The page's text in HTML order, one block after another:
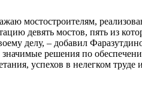
мостостроителям,
девять мостов, пять из
делу, – добавил
решения по
успехов в нелегком труде